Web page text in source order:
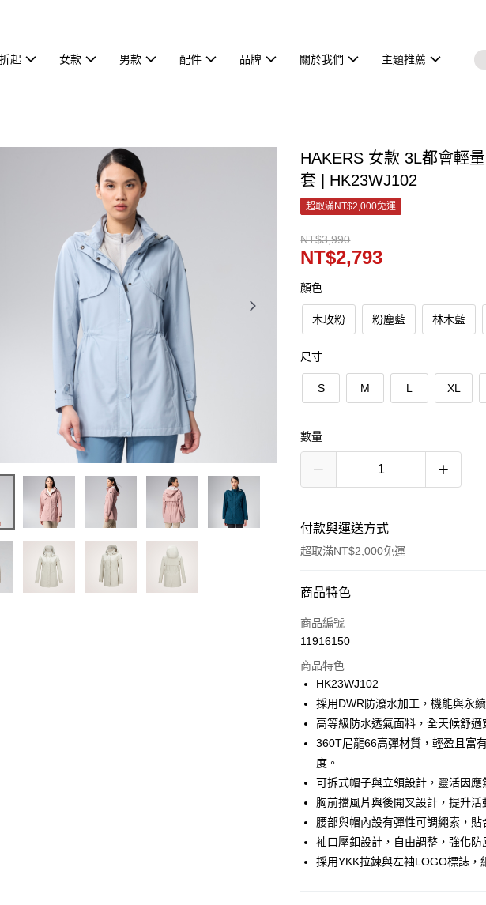
起 女款 男款 配件 品牌 關於我們 主題推薦
HAKERS 女款 3L都會輕
套 | HK23WJ102
超取滿NT$2,000免運
NT$3,990
NT$2,793
顏色
木玫粉 粉塵藍 林木藍
尺寸
S M L XL
數量
付款與運送方式
超取滿NT$2,000免運
付款方式
信用卡一次付款
Apple Pay
街口支付
悠遊付
ATM付款
運送方式
一般全家取貨
每筆NT$100
商品特色
商品編號
11916150
商品特色
HK23WJ102
採用DWR防潑水加工，機能與永續
高等級防水透氣面料，全天候舒適
360T尼龍66高彈材質，輕盈且富
度。
可拆式帽子與立領設計，靈活因應
胸前擋風片與後開叉設計，提升活
腰部與帽內設有彈性可調繩索，貼
袖口壓釦設計，自由調整，強化防
採用YKK拉鍊與左袖LOGO標誌，